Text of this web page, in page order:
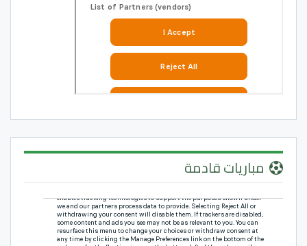
مباريات قادمة